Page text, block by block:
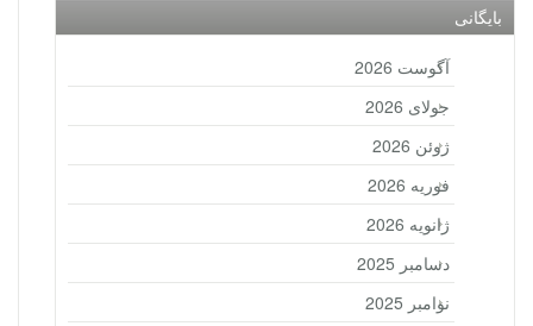
بایگانی
آگوست 2026
جولای 2026
ژوئن 2026
فوریه 2026
ژانویه 2026
دسامبر 2025
نوامبر 2025